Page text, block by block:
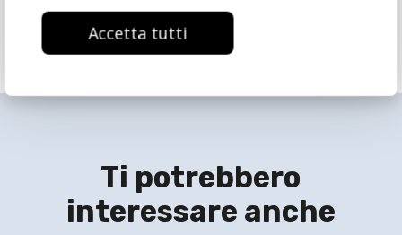
Accetta tutti
Ti potrebbero
interessare anche